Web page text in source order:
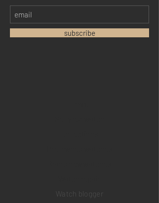
subscribe
Watch blogger